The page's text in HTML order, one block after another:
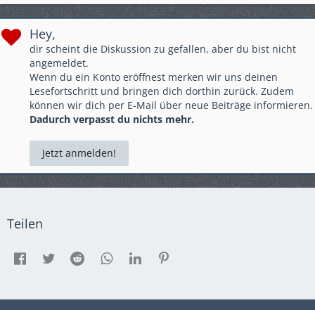
Hey,
dir scheint die Diskussion zu gefallen, aber du bist nicht
angemeldet.
Wenn du ein Konto eröffnest merken wir uns deinen
Lesefortschritt und bringen dich dorthin zurück. Zudem
können wir dich per E-Mail über neue Beiträge informieren.
Dadurch verpasst du nichts mehr.
Jetzt anmelden!
Teilen